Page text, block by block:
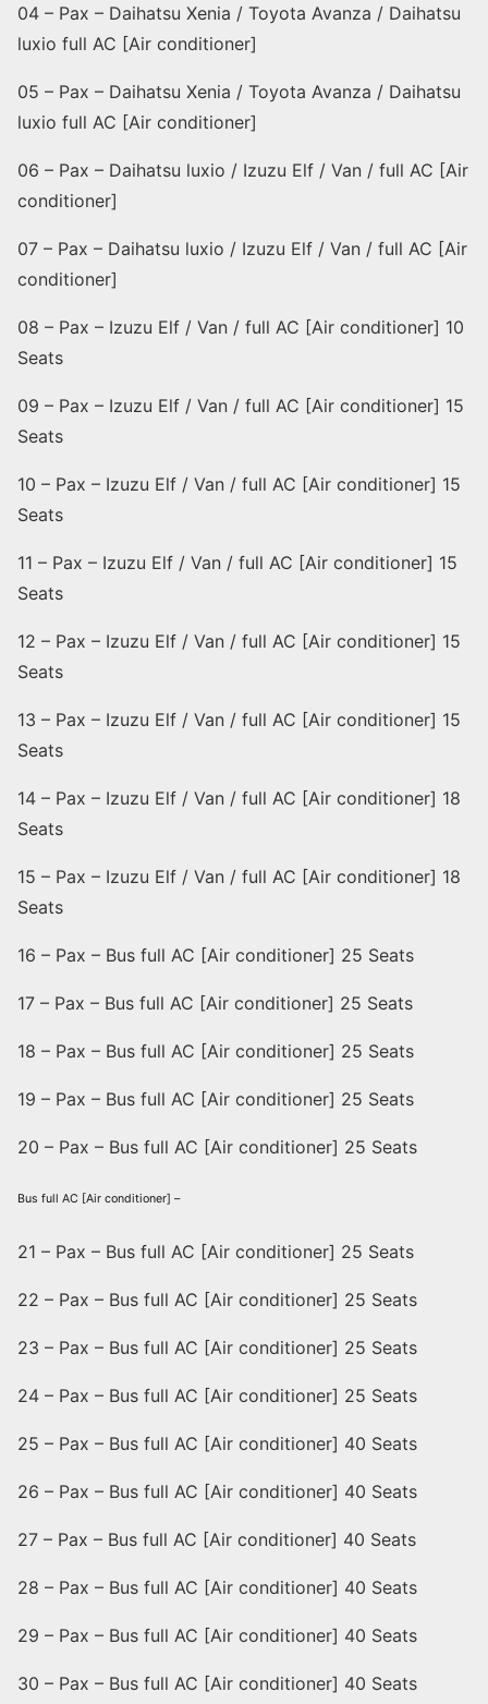
04 – Pax – Daihatsu Xenia / Toyota Avanza / Daihatsu
luxio full AC [Air conditioner]
05 – Pax – Daihatsu Xenia / Toyota Avanza / Daihatsu
luxio full AC [Air conditioner]
06 – Pax – Daihatsu luxio / Izuzu Elf / Van / full AC [Air
conditioner]
07 – Pax – Daihatsu luxio / Izuzu Elf / Van / full AC [Air
conditioner]
08 – Pax – Izuzu Elf / Van / full AC [Air conditioner] 10
Seats
09 – Pax – Izuzu Elf / Van / full AC [Air conditioner] 15
Seats
10 – Pax – Izuzu Elf / Van / full AC [Air conditioner] 15
Seats
11 – Pax – Izuzu Elf / Van / full AC [Air conditioner] 15
Seats
12 – Pax – Izuzu Elf / Van / full AC [Air conditioner] 15
Seats
13 – Pax – Izuzu Elf / Van / full AC [Air conditioner] 15
Seats
14 – Pax – Izuzu Elf / Van / full AC [Air conditioner] 18
Seats
15 – Pax – Izuzu Elf / Van / full AC [Air conditioner] 18
Seats
16 – Pax – Bus full AC [Air conditioner] 25 Seats
17 – Pax – Bus full AC [Air conditioner] 25 Seats
18 – Pax – Bus full AC [Air conditioner] 25 Seats
19 – Pax – Bus full AC [Air conditioner] 25 Seats
20 – Pax – Bus full AC [Air conditioner] 25 Seats
Bus full AC [Air conditioner] –
21 – Pax – Bus full AC [Air conditioner] 25 Seats
22 – Pax – Bus full AC [Air conditioner] 25 Seats
23 – Pax – Bus full AC [Air conditioner] 25 Seats
24 – Pax – Bus full AC [Air conditioner] 25 Seats
25 – Pax – Bus full AC [Air conditioner] 40 Seats
26 – Pax – Bus full AC [Air conditioner] 40 Seats
27 – Pax – Bus full AC [Air conditioner] 40 Seats
28 – Pax – Bus full AC [Air conditioner] 40 Seats
29 – Pax – Bus full AC [Air conditioner] 40 Seats
30 – Pax – Bus full AC [Air conditioner] 40 Seats